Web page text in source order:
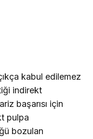
kabul edilemez
indirekt
başarısı için
pulpa
bozulan